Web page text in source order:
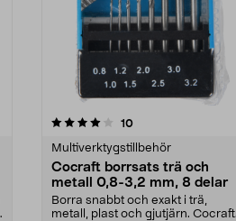
10recensioner
Multiverktygstillbehör
Cocraft borrsats trä och
metall 0,8-3,2 mm, 8 delar
Borra snabbt och exakt i trä,
metall, plast och gjutjärn. Cocraft
4.5 av 5 stjärnor